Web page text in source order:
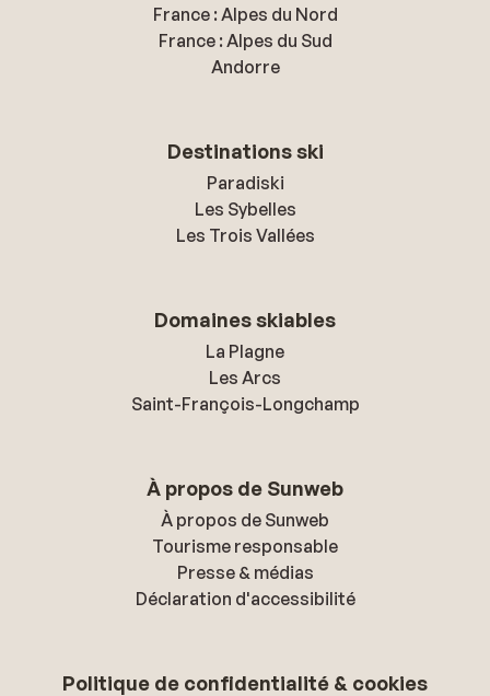
France : Alpes du Nord
France : Alpes du Sud
Andorre
Destinations ski
Paradiski
Les Sybelles
Les Trois Vallées
Domaines skiables
La Plagne
Les Arcs
Saint-François-Longchamp
À propos de Sunweb
À propos de Sunweb
Tourisme responsable
Presse & médias
Déclaration d'accessibilité
Politique de confidentialité & cookies